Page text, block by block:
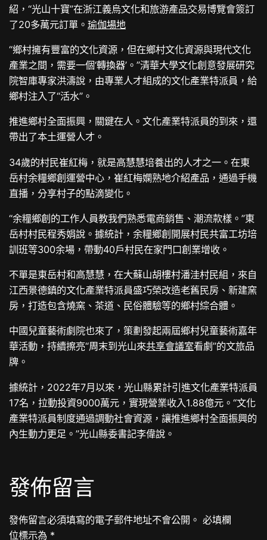
紹，“光山十寶”在浙江義烏文化和旅游產品交易博覽會簽訂
了20多萬元訂單。瑜伽場地
“鄉村擁有豐富的文化資源，但在鄉村文化資源與現代文化
產業之間，需要一個‘轉換器’。”清華大學文化創意發展研究
院智庫專家洪濤說，由專業人才組成的文化產業特派員，給
鄉村注入了“活水”。
推進鄉村全面振興，關鍵在人。文化產業特派員的到來，還
帶出了本土運營人才。
34歲的村民崔紅梅，就是高慧慧培養出的人才之一。在東
岳村余糧鄉創運營中心，崔紅梅嫻熟地介紹產品，通過手機
直播，分享村子的點滴變化。
“余糧鄉創的工作人員教我們熟悉電商銷售、潮流款樣。”東
岳村村民程秀娟說。據統計，余糧鄉創開展村民共富工坊培
訓班等300余場，帶動40戶村民在家門口創業增收。
不單是東岳村和高慧慧，在大蘇山胡樓村潘洼村民組，來自
江西景德鎮的文化產業特派員盛巧榮改造老舊民房、新建窯
房，打造包含燒窯、茶道、民俗體驗等的鄉村綜合體。
中國兒童藝術劇院也來了，策劃發起兩屆鄉村兒童藝術嘉年
華活動，持續擦亮“周末到光山來共享會議室看劇”的文旅品
牌。
據統計，2022年7月以來，光山縣累計引進文化產業特派員
17名，拉動投資9000萬元，實現營業收入1.88億元。“文化
產業特派員制度通過調動社會資源，讓推進鄉村全面振興的
內生動力更足。”光山縣委書記李偉說。
發佈留言
發佈留言必須填寫的電子郵件地址不會公開。 必填欄
位標示為 *